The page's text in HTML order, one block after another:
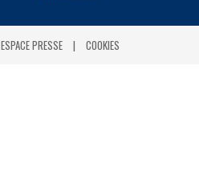
ESPACE PRESSE COOKIES